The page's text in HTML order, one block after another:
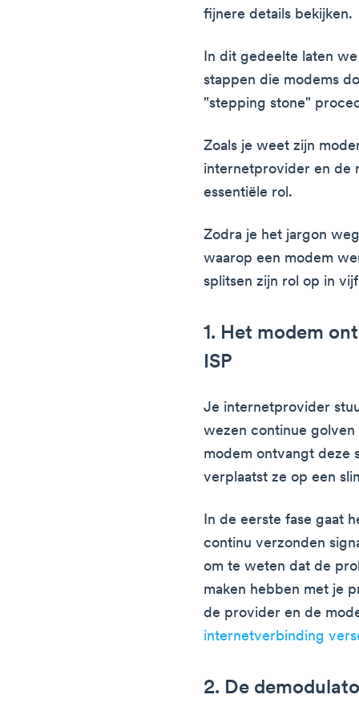
fijnere details bekijken.
In dit gedeelte laten
stappen die modems
"stepping stone"
Zoals je weet zijn
internetprovider en de
essentiële rol.
Zodra je het jargon
waarop een modem
splitsen zijn rol op in
1. Het modem
ISP
Je internetprovider
wezen continue
modem ontvangt deze
verplaatst ze op een
In de eerste fase gaat
continu verzonden
om te weten dat de
maken hebben met je
de provider en de
internetverbinding
2. De